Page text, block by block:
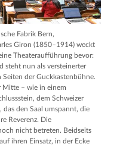
Fabrik Bern,
Giron (1850–1914) weckt
Theateraufführung bevor:
steht nun als versteinerter
Seiten der Guckkastenbühne.
Mitte – wie in einem
dem Schweizer
das den Saal umspannt, die
Reverenz. Die
nicht betreten. Beidseits
ihren Einsatz, in der Ecke